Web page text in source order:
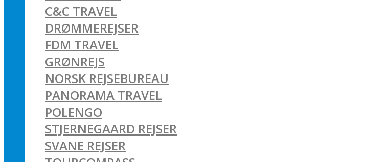
C&C TRAVEL
DRØMMEREJSER
FDM TRAVEL
GRØNREJS
NORSK REJSEBUREAU
PANORAMA TRAVEL
POLENGO
STJERNEGAARD REJSER
SVANE REJSER